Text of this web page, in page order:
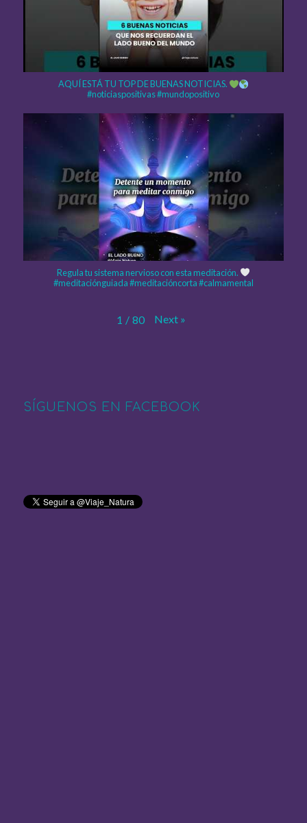
AQUÍ ESTÁ TU TOP DE BUENAS NOTICIAS.
#noticiaspositivas #mundopositivo
Regula tu sistema nervioso con esta meditación.
#meditaciónguiada #meditacióncorta #calmamental
1 / 80 Next »
SÍGUENOS EN FACEBOOK